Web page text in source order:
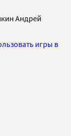
Андрей
игры в